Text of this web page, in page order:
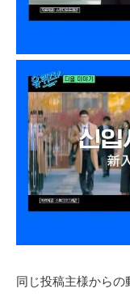
同じ投稿主様から